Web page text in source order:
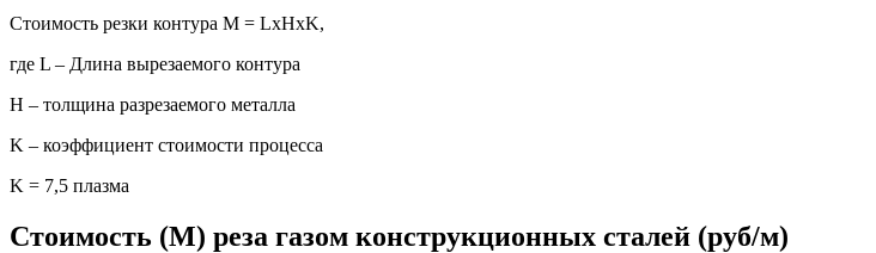
Стоимость резки контура М = LxHxK,
где L – Длина вырезаемого контура
H – толщина разрезаемого металла
K – коэффициент стоимости процесса
K = 7,5 плазма
Стоимость (M) реза газом конструкционных сталей (руб/м)